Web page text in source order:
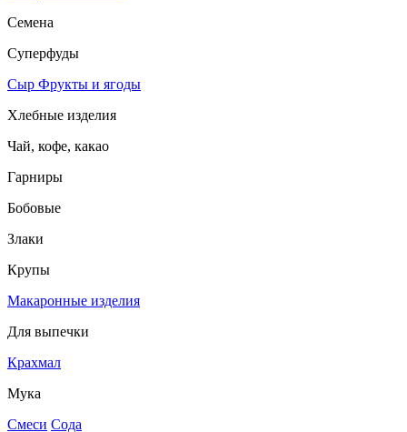
Семена
Суперфуды
Сыр Фрукты и ягоды
Хлебные изделия
Чай, кофе, какао
Гарниры
Бобовые
Злаки
Крупы
Макаронные изделия
Для выпечки
Крахмал
Мука
Смеси Сода